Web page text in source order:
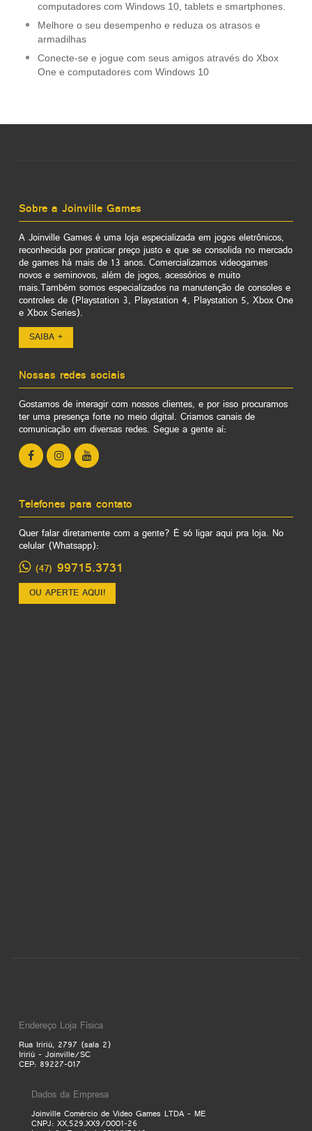
computadores com Windows 10, tablets e smartphones.
Melhore o seu desempenho e reduza os atrasos e
armadilhas
Conecte-se e jogue com seus amigos através do Xbox
One e computadores com Windows 10
Sobre a Joinville Games
A Joinville Games é uma loja especializada em jogos eletrônicos,
reconhecida por praticar preço justo e que se consolida no mercado
de games há mais de 13 anos. Comercializamos videogames
novos e seminovos, além de jogos, acessórios e muito
mais.Também somos especializados na manutenção de consoles e
controles de (Playstation 3, Playstation 4, Playstation 5, Xbox One
e Xbox Series).
SAIBA +
Nossas redes sociais
Gostamos de interagir com nossos clientes, e por isso procuramos
ter uma presença forte no meio digital. Criamos canais de
comunicação em diversas redes. Segue a gente aí:
Telefones para contato
Quer falar diretamente com a gente? É só ligar aqui pra loja. No
celular (Whatsapp):
(47) 99715.3731
OU APERTE AQUI!
Endereço Loja Física
Rua Iririú, 2797 (sala 2)
Iririú - Joinville/SC
CEP: 89227-017
Dados da Empresa
Joinville Comércio de Video Games LTDA - ME
CNPJ: XX.529.XX9/0001-26